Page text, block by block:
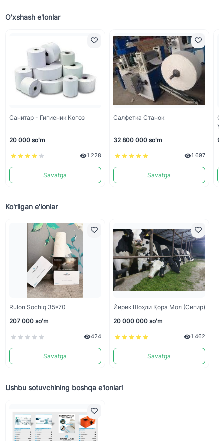
O'xshash e'lonlar
Санитар - Гигиеник Когоз
20 000 so'm
1 228
Savatga
Салфетка Станок
32 800 000 so'm
1 697
Savatga
Ko'rilgan e'lonlar
Rulon Sochiq 35*70
207 000 so'm
424
Savatga
Йирик Шоҳли Қора Мол (сигир)
20 000 000 so'm
1 462
Savatga
Ushbu sotuvchining boshqa e'lonlari